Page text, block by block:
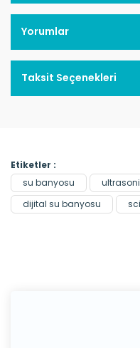
Yorumlar
Taksit Seçenekleri
Etiketler :
su banyosu
dijital su banyosu